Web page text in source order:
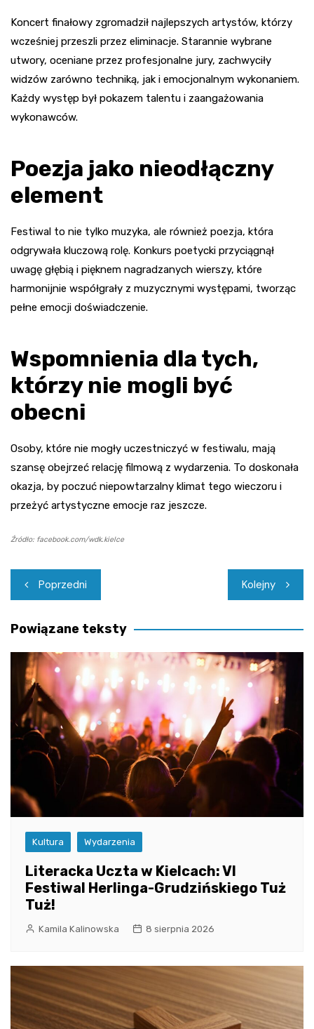
Koncert finałowy zgromadził najlepszych artystów, którzy
wcześniej przeszli przez eliminacje. Starannie wybrane
utwory, oceniane przez profesjonalne jury, zachwyciły
widzów zarówno techniką, jak i emocjonalnym wykonaniem.
Każdy występ był pokazem talentu i zaangażowania
wykonawców.
Poezja jako nieodłączny
element
Festiwal to nie tylko muzyka, ale również poezja, która
odgrywała kluczową rolę. Konkurs poetycki przyciągnął
uwagę głębią i pięknem nagradzanych wierszy, które
harmonijnie współgrały z muzycznymi występami, tworząc
pełne emocji doświadczenie.
Wspomnienia dla tych,
którzy nie mogli być
obecni
Osoby, które nie mogły uczestniczyć w festiwalu, mają
szansę obejrzeć relację filmową z wydarzenia. To doskonała
okazja, by poczuć niepowtarzalny klimat tego wieczoru i
przeżyć artystyczne emocje raz jeszcze.
Źródło: facebook.com/wdk.kielce
Nawigacja
wpisu
Poprzedni Kolejny
Powiązane teksty
Kultura Wydarzenia
Literacka Uczta w Kielcach: VI
Festiwal Herlinga-Grudzińskiego Tuż
Tuż!
Kamila Kalinowska 8 sierpnia 2026